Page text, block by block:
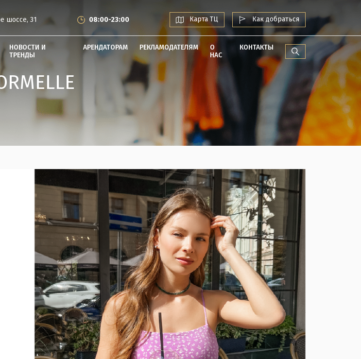
шоссе, 31 08:00-23:00 Карта ТЦ Как добраться
НОВОСТИ И
ТРЕНДЫ
АРЕНДАТОРАМ РЕКЛАМОДАТЕЛЯМ
О
НАС
КОНТАКТЫ